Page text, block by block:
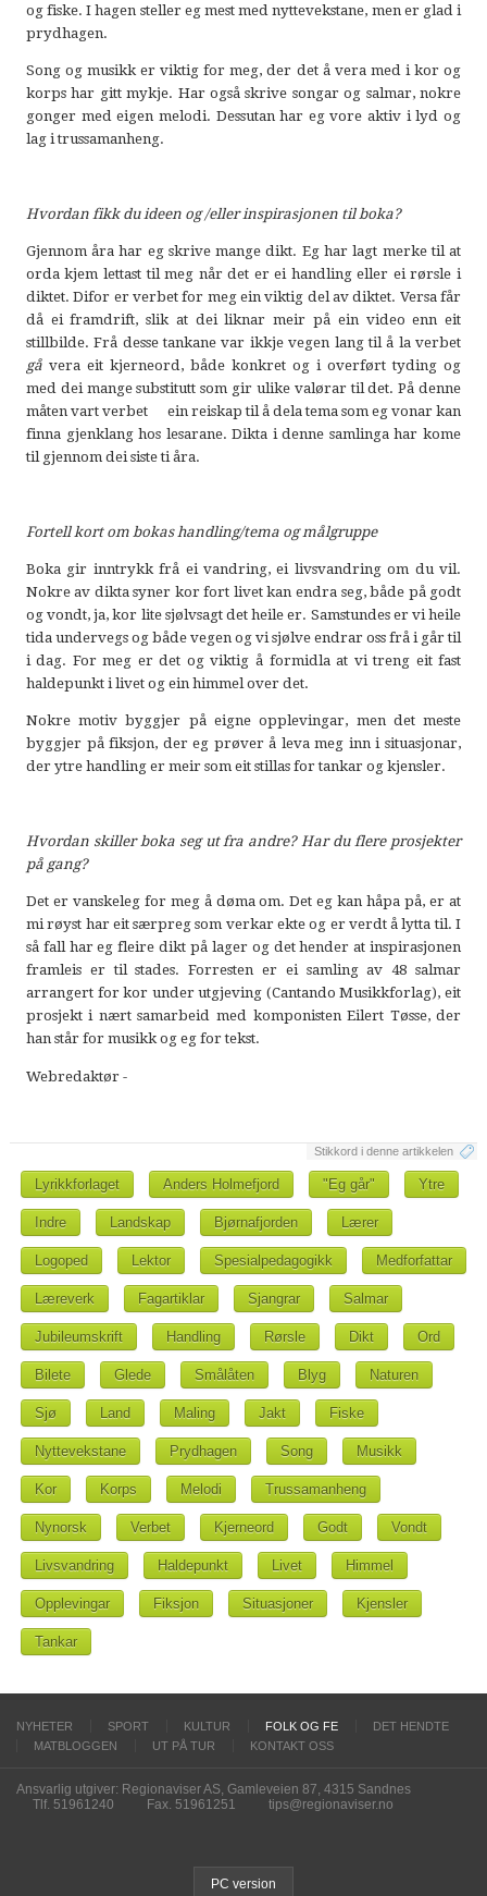
og fiske. I hagen steller eg mest med nyttevekstane, men er glad i
prydhagen.
Song og musikk er viktig for meg, der det å vera med i kor og
korps har gitt mykje. Har også skrive songar og salmar, nokre
gonger med eigen melodi. Dessutan har eg vore aktiv i lyd og
lag i trussamanheng.
Hvordan fikk du ideen og /eller inspirasjonen til boka?
Gjennom åra har eg skrive mange dikt. Eg har lagt merke til at
orda kjem lettast til meg når det er ei handling eller ei rørsle i
diktet. Difor er verbet for meg ein viktig del av diktet. Versa får
då ei framdrift, slik at dei liknar meir på ein video enn eit
stillbilde. Frå desse tankane var ikkje vegen lang til å la verbet
gå vera eit kjerneord, både konkret og i overført tyding og
med dei mange substitutt som gir ulike valørar til det. På denne
måten vart verbet ein reiskap til å dela tema som eg vonar kan
finna gjenklang hos lesarane. Dikta i denne samlinga har kome
til gjennom dei siste ti åra.
Fortell kort om bokas handling/tema og målgruppe
Boka gir inntrykk frå ei vandring, ei livsvandring om du vil.
Nokre av dikta syner kor fort livet kan endra seg, både på godt
og vondt, ja, kor lite sjølvsagt det heile er. Samstundes er vi heile
tida undervegs og både vegen og vi sjølve endrar oss frå i går til
i dag. For meg er det og viktig å formidla at vi treng eit fast
haldepunkt i livet og ein himmel over det.
Nokre motiv byggjer på eigne opplevingar, men det meste
byggjer på fiksjon, der eg prøver å leva meg inn i situasjonar,
der ytre handling er meir som eit stillas for tankar og kjensler.
Hvordan skiller boka seg ut fra andre? Har du flere prosjekter
på gang?
Det er vanskeleg for meg å døma om. Det eg kan håpa på, er at
mi røyst har eit særpreg som verkar ekte og er verdt å lytta til. I
så fall har eg fleire dikt på lager og det hender at inspirasjonen
framleis er til stades. Forresten er ei samling av 48 salmar
arrangert for kor under utgjeving (Cantando Musikkforlag), eit
prosjekt i nært samarbeid med komponisten Eilert Tøsse, der
han står for musikk og eg for tekst.
Webredaktør -
Stikkord i denne artikkelen
Lyrikkforlaget Anders Holmefjord "Eg går" Ytre
Indre Landskap Bjørnafjorden Lærer
Logoped Lektor Spesialpedagogikk Medforfattar
Læreverk Fagartiklar Sjangrar Salmar
Jubileumskrift Handling Rørsle Dikt Ord
Bilete Glede Smålåten Blyg Naturen
Sjø Land Maling Jakt Fiske
Nyttevekstane Prydhagen Song Musikk
Kor Korps Melodi Trussamanheng
Nynorsk Verbet Kjerneord Godt Vondt
Livsvandring Haldepunkt Livet Himmel
Opplevingar Fiksjon Situasjoner Kjensler
Tankar
NYHETER SPORT KULTUR FOLK OG FE
DET HENDTE
MATBLOGGEN
UT PÅ TUR KONTAKT OSS
Ansvarlig utgiver: Regionaviser AS, Gamleveien 87, 4315 Sandnes
Tlf. 51961240
Fax. 51961251 tips@regionaviser.no
PC version